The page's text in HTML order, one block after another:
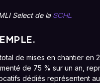
Select de la SCHL
de mises en chantier en
de 75 % sur un an,
dédiés représentent